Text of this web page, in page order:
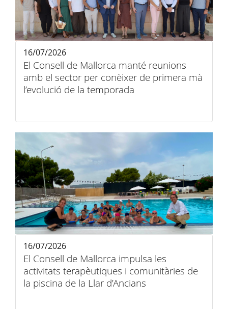
El Consell de Mallorca manté reunions
amb el sector per conèixer de primera mà
l’evolució de la temporada
16/07/2026
El Consell de Mallorca impulsa les
activitats terapèutiques i comunitàries de
la piscina de la Llar d’Ancians
16/07/2026